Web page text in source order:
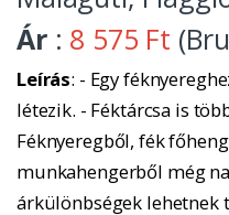
Ár : 8 575 Ft
Leírás: - Egy
létezik. - Féktárcsa is
Féknyeregből, fék
munkahengerből még
árkülönbségek lehetnek